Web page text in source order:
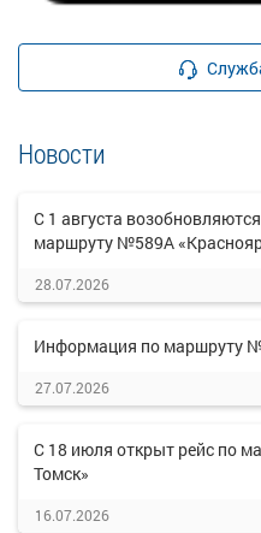
Новости
С 1 августа
маршруту №589А
28.07.2026
Информация по маршруту
27.07.2026
С 18 июля открыт рейс по
Томск»
16.07.2026